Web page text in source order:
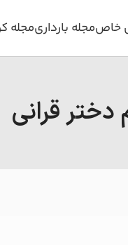
خاصمجله بارداریمجله
دختر قرانی